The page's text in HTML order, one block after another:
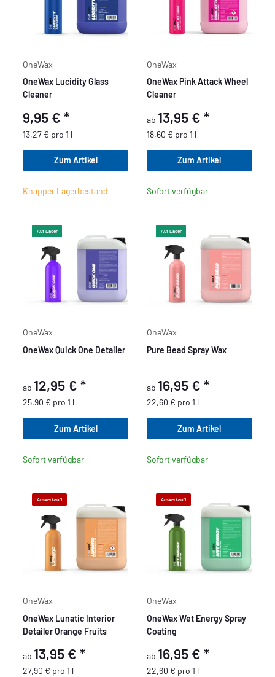
OneWax
OneWax Lucidity Glass
Cleaner
9,95 €*
13,27 € pro 1 l
Zum Artikel
Knapper Lagerbestand
OneWax
OneWax Pink Attack Wheel
Cleaner
ab 13,95 € *
18,60 € pro 1 l
Zum Artikel
Sofort verfügbar
Auf Lager
OneWax
OneWax Quick One Detailer
ab 12,95 €*
25,90 € pro 1 l
Zum Artikel
Sofort verfügbar
Auf Lager
OneWax
Pure Bead Spray Wax
ab 16,95 € *
22,60 € pro 1 l
Zum Artikel
Sofort verfügbar
Ausverkauft
OneWax
OneWax Lunatic Interior
Detailer Orange Fruits
ab 13,95 €*
27,90 € pro 1 l
Ausverkauft
OneWax
OneWax Wet Energy Spray
Coating
ab 16,95 € *
22,60 € pro 1 l